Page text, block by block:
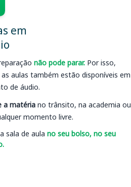
em
não pode parar. Por isso,
aulas também estão disponíveis em
de áudio.
a matéria no trânsito, na academia ou
momento livre.
sala de aula no seu bolso, no seu